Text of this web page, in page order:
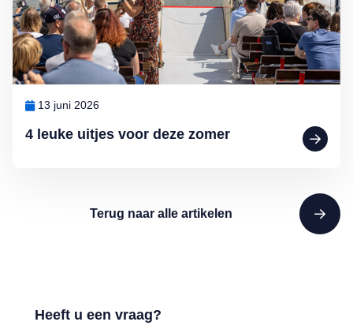
4 leuke uitjes voor deze zomer
13 juni 2026
Terug naar alle artikelen
Heeft u een vraag?